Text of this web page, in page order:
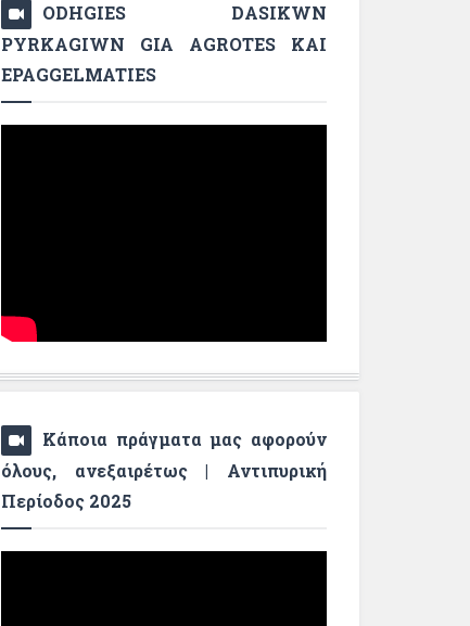
ODHGIES DASIKWN
PYRKAGIWN GIA AGROTES KAI
EPAGGELMATIES
Κάποια πράγματα μας αφορούν
όλους, ανεξαιρέτως | Αντιπυρική
Περίοδος 2025